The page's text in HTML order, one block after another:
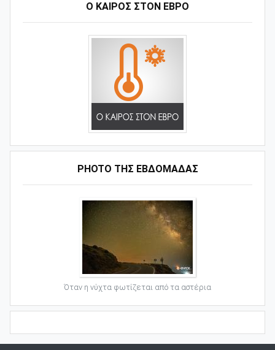
Ο ΚΑΙΡΟΣ ΣΤΟΝ ΕΒΡΟ
PHOTO ΤΗΣ ΕΒΔΟΜΑΔΑΣ
Όταν η νύχτα φωτίζεται από τα αστέρια